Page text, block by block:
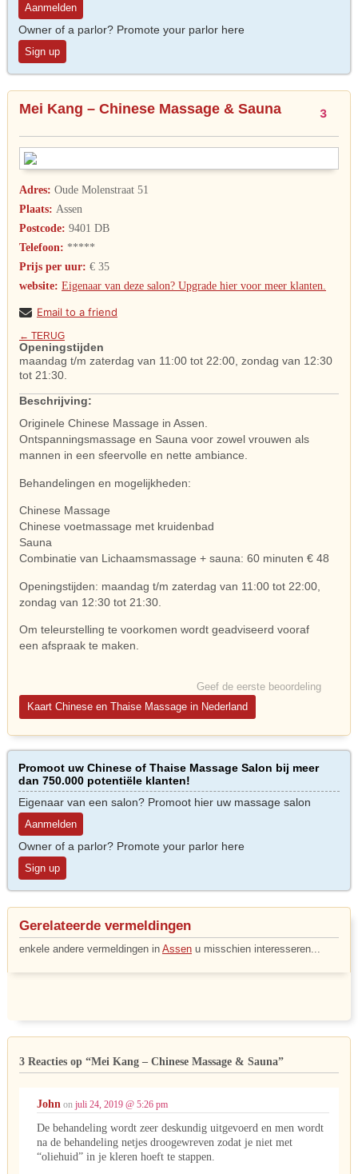
Aanmelden
Owner of a parlor? Promote your parlor here
Sign up
Mei Kang – Chinese Massage & Sauna 3
Adres: Oude Molenstraat 51
Plaats: Assen
Postcode: 9401 DB
Telefoon: *****
Prijs per uur: € 35
website: Eigenaar van deze salon? Upgrade hier voor meer klanten.
Email to a friend
← TERUG
Openingstijden
maandag t/m zaterdag van 11:00 tot 22:00, zondag van 12:30
tot 21:30.
Beschrijving:
Originele Chinese Massage in Assen.
Ontspanningsmassage en Sauna voor zowel vrouwen als
mannen in een sfeervolle en nette ambiance.
Behandelingen en mogelijkheden:
Chinese Massage
Chinese voetmassage met kruidenbad
Sauna
Combinatie van Lichaamsmassage + sauna: 60 minuten € 48
Openingstijden: maandag t/m zaterdag van 11:00 tot 22:00,
zondag van 12:30 tot 21:30.
Om teleurstelling te voorkomen wordt geadviseerd vooraf
een afspraak te maken.
Geef de eerste beoordeling
Kaart Chinese en Thaise Massage in Nederland
Promoot uw Chinese of Thaise Massage Salon bij meer
dan 750.000 potentiële klanten!
Eigenaar van een salon? Promoot hier uw massage salon
Aanmelden
Owner of a parlor? Promote your parlor here
Sign up
Gerelateerde vermeldingen
enkele andere vermeldingen in Assen u misschien interesseren...
3 Reacties op “Mei Kang – Chinese Massage & Sauna”
John on juli 24, 2019 @ 5:26 pm
De behandeling wordt zeer deskundig uitgevoerd en men wordt
na de behandeling netjes droogewreven zodat je niet met
“oliehuid” in je kleren hoeft te stappen.